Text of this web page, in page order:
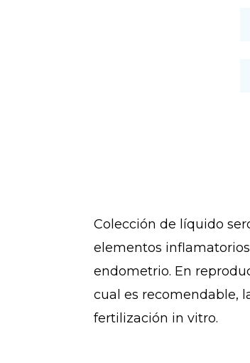
Colección de líquido
elementos
endometrio. En
cual es recomendable,
fertilización in vitro.